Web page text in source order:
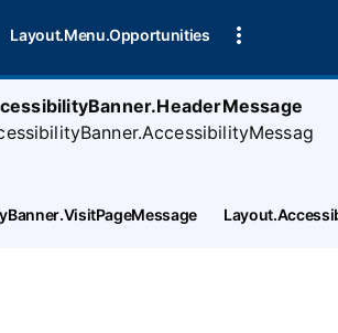
Layout.Menu.Opportunities